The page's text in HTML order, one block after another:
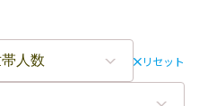
リセット